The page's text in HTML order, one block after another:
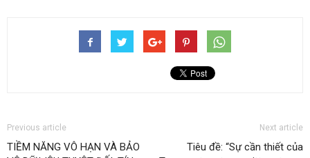
Previous article
TIỀM NĂNG VÔ HẠN VÀ BẢO
Next article
Tiêu đề: “Sự cần thiết của